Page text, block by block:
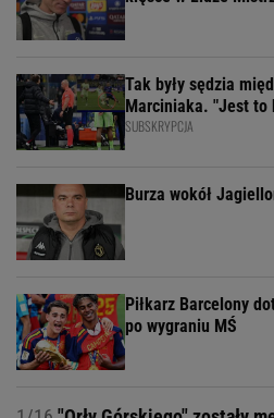
Tak były sędzia
Marciniaka. "Jest to
SUBSKRYPCJA
Burza wokół
Piłkarz Barcelony
po wygraniu MŚ